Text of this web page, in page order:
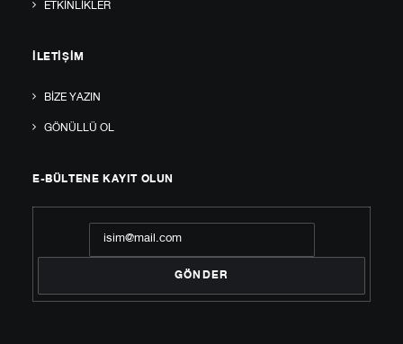
ETKINLIKLER
İLETIŞIM
BIZE YAZIN
GÖNÜLLÜ OL
E-BÜLTENE KAYIT OLUN